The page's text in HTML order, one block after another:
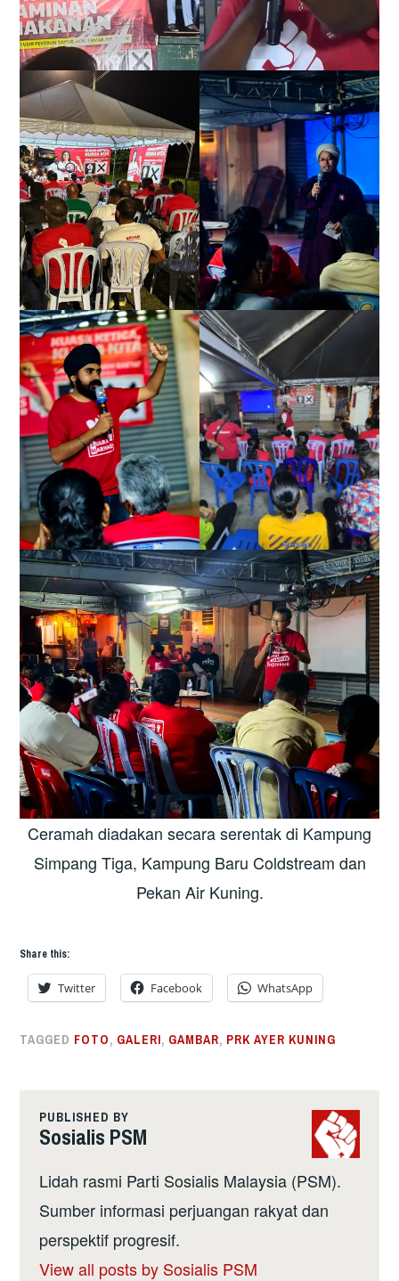
Ceramah diadakan secara serentak di Kampung
Simpang Tiga, Kampung Baru Coldstream dan
Pekan Air Kuning.
Share this:
Twitter Facebook WhatsApp
TAGGED FOTO, GALERI, GAMBAR, PRK AYER KUNING
PUBLISHED BY
Sosialis PSM
Lidah rasmi Parti Sosialis Malaysia (PSM).
Sumber informasi perjuangan rakyat dan
perspektif progresif.
View all posts by Sosialis PSM